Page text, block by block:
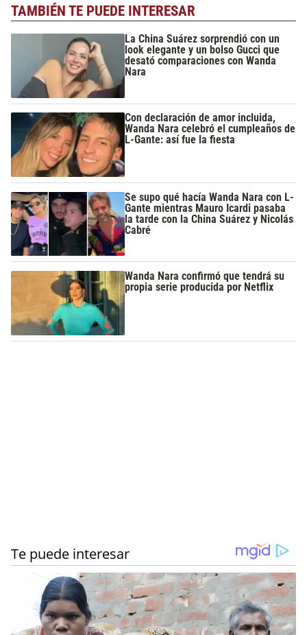
TAMBIÉN TE PUEDE INTERESAR
La China Suárez sorprendió con un
look elegante y un bolso Gucci que
desató comparaciones con Wanda
Nara
Con declaración de amor incluida,
Wanda Nara celebró el cumpleaños de
L-Gante: así fue la fiesta
Se supo qué hacía Wanda Nara con L-
Gante mientras Mauro Icardi pasaba
la tarde con la China Suárez y Nicolás
Cabré
Wanda Nara confirmó que tendrá su
propia serie producida por Netflix